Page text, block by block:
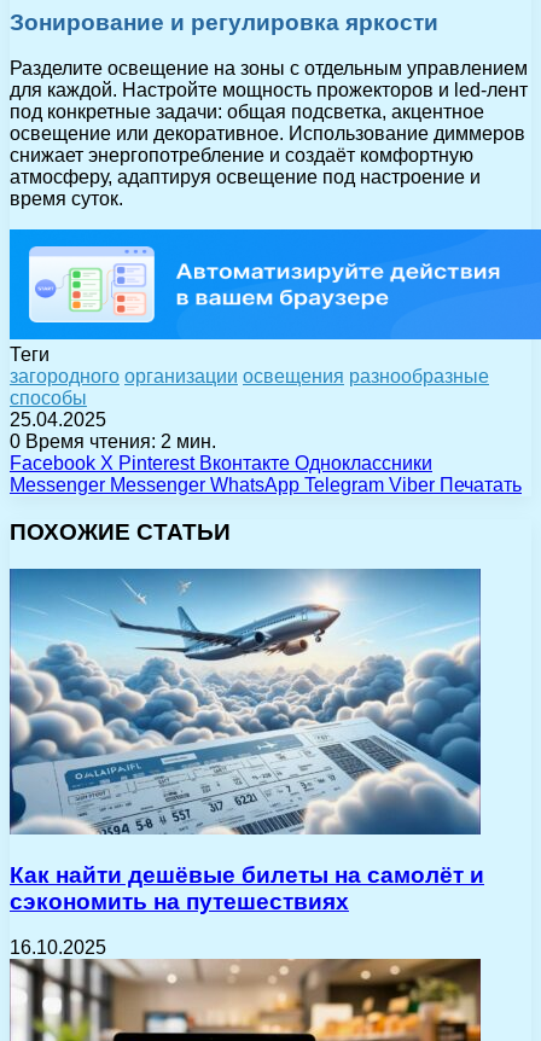
Зонирование и регулировка яркости
Разделите освещение на зоны с отдельным управлением
для каждой. Настройте мощность прожекторов и led-лент
под конкретные задачи: общая подсветка, акцентное
освещение или декоративное. Использование диммеров
снижает энергопотребление и создаёт комфортную
атмосферу, адаптируя освещение под настроение и
время суток.
Теги
загородного организации освещения разнообразные
способы
25.04.2025
0 Время чтения: 2 мин.
Facebook X Pinterest Вконтакте Одноклассники
Messenger Messenger WhatsApp Telegram Viber Печатать
ПОХОЖИЕ СТАТЬИ
Как найти дешёвые билеты на самолёт и
сэкономить на путешествиях
16.10.2025